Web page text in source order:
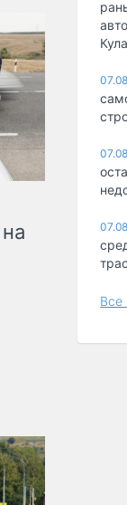
07.08
07.08
07.08
Все